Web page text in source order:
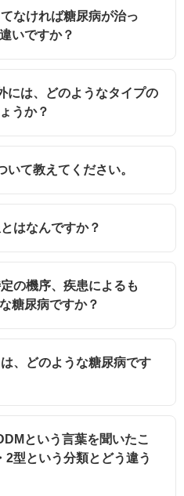
なければ糖尿病が治っ
いですか？
は、どのようなタイプの
うか？
て教えてください。
はなんですか？
の機序、疾患によるも
糖尿病ですか？
、どのような糖尿病です
という言葉を聞いたこ
2型という分類とどう違う